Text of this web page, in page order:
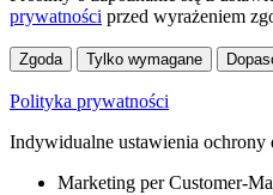
prywatności przed wyrażeniem
Zgoda Tylko wymagane
Polityka prywatności
Indywidualne ustawienia ochrony
Marketing per Customer-